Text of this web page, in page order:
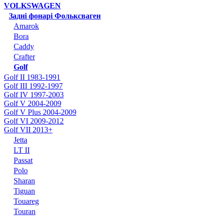
VOLKSWAGEN
Задні фонарі Фольксваген
Amarok
Bora
Caddy
Crafter
Golf
Golf II 1983-1991
Golf III 1992-1997
Golf IV 1997-2003
Golf V 2004-2009
Golf V Plus 2004-2009
Golf VI 2009-2012
Golf VII 2013+
Jetta
LT II
Passat
Polo
Sharan
Tiguan
Touareg
Touran